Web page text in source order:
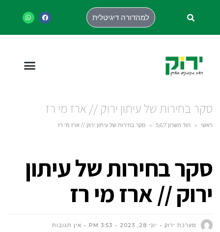
למהדורה דיגיטלית
סקר בחירות של עיתון ירוק // ארז מי רז
ראשי » הוד השרון 5,6,7 » סקר בחירות של עיתון ירוק // ארז מי רז
סקר בחירות של עיתון
ירוק // ארז מי רז
מערכת ירוק יוני 28, 2023 3:53 PM אין תגובות